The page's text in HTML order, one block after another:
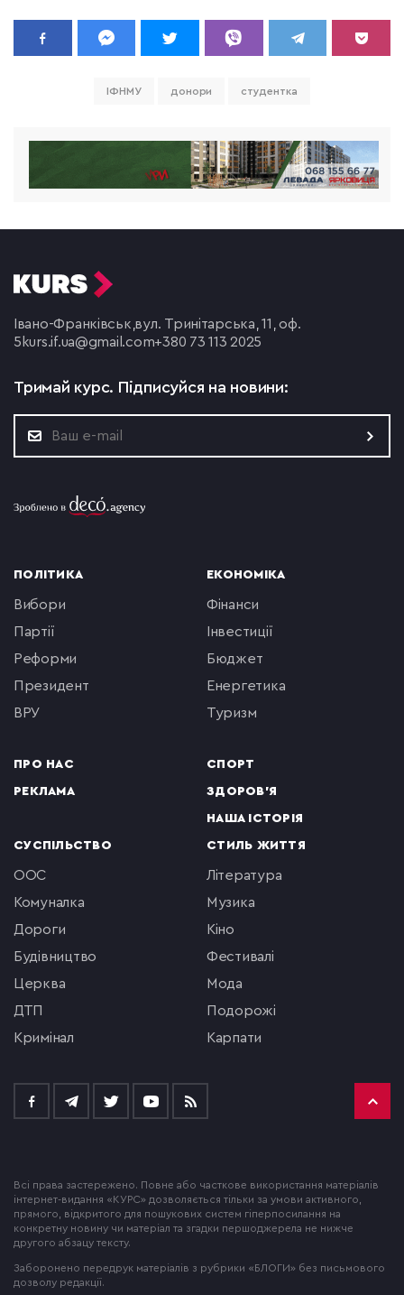
ІФНМУ донори студентка
Івано-Франківськ,вул. Тринітарська, 11, оф.
5 kurs.if.ua@gmail.com+380 73 113 2025
Тримай курс. Підписуйся на новини:
ПОЛІТИКА
вибори
партії
реформи
президент
ВРУ
ПРО НАС
РЕКЛАМА
ЕКОНОМІКА
фінанси
інвестиції
бюджет
енергетика
туризм
СПОРТ
ЗДОРОВ'Я
НАША ІСТОРІЯ
СУСПІЛЬСТВО
ООС
комуналка
Дороги
будівництво
церква
ДТП
кримінал
СТИЛЬ ЖИТТЯ
література
музика
кіно
фестивалі
мода
подорожі
Карпати
Всі права застережено. Повне або часткове використання матеріалів
інтернет-видання «КУРС» дозволяється тільки за умови активного,
прямого, відкритого для пошукових систем гіперпосилання на
конкретну новину чи матеріал та згадки першоджерела не нижче
другого абзацу тексту.
Заборонено передрук матеріалів з рубрики «БЛОГИ» без письмового
дозволу редакції.